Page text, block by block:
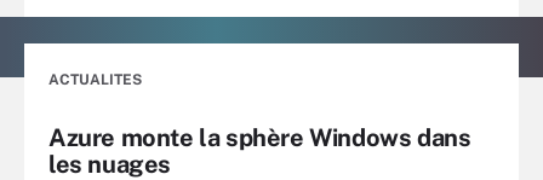
ACTUALITES
Azure monte la sphère Windows dans
les nuages